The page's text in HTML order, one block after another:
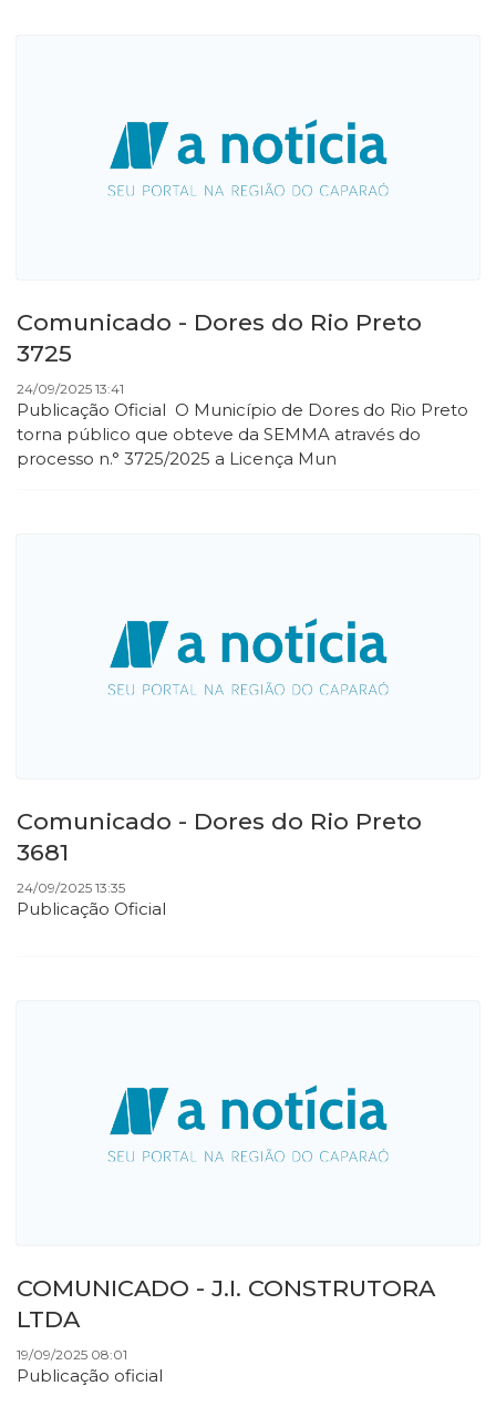
Comunicado - Dores do Rio Preto
3725
24/09/2025 13:41
Publicação Oficial O Município de Dores do Rio Preto
torna público que obteve da SEMMA através do
processo n.° 3725/2025 a Licença Mun
Comunicado - Dores do Rio Preto
3681
24/09/2025 13:35
Publicação Oficial
COMUNICADO - J.I. CONSTRUTORA
LTDA
19/09/2025 08:01
Publicação oficial